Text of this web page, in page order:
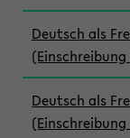
Deutsch als
(Einschreibung
Deutsch als
(Einschreibung